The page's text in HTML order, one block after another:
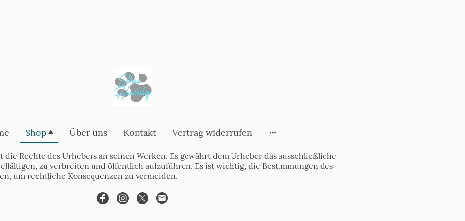
Shop Über uns Kontakt Vertrag widerrufen
Rechte des Urhebers an seinen Werken. Es gewährt dem Urheber das ausschließliche
zu verbreiten und öffentlich aufzuführen. Es ist wichtig, die Bestimmungen des
um rechtliche Konsequenzen zu vermeiden.